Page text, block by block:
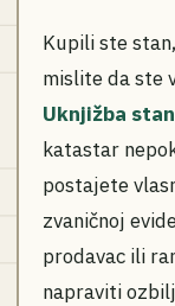
Kupili ste
mislite da ste
Uknjižba
katastar
postajete
zvaničnoj
prodavac ili
napraviti